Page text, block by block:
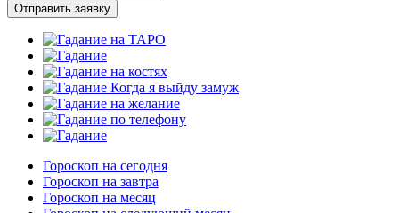
Отправить заявку
Гороскоп на сегодня
Гороскоп на завтра
Гороскоп на месяц